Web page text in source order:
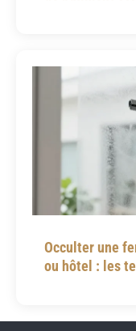
Occulter une
ou hôtel : les